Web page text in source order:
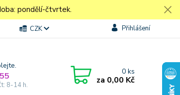
pondělí-čtvrtek.
CZK Přihlášení
8-14 h.
0ks
za 0,00 Kč